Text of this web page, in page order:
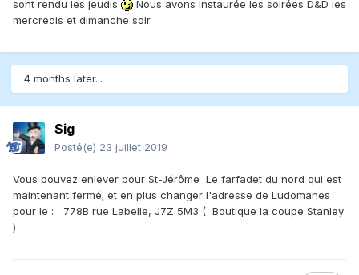
sont rendu les jeudis
Nous avons instaurée les soirées D&D les
mercredis et dimanche soir
4 months later...
Sig
Posté(e) 23 juillet 2019
Vous pouvez enlever pour St-Jérôme Le farfadet du nord qui est
maintenant fermé; et en plus changer l'adresse de Ludomanes
pour le : 778B rue Labelle, J7Z 5M3 ( Boutique la coupe Stanley
)